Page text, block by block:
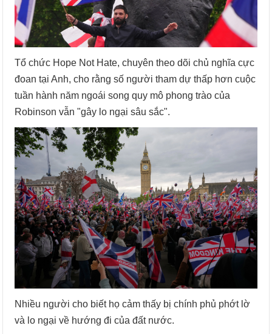
Tổ chức Hope Not Hate, chuyên theo dõi chủ nghĩa cực
đoan tại Anh, cho rằng số người tham dự thấp hơn cuộc
tuần hành năm ngoái song quy mô phong trào của
Robinson vẫn "gây lo ngại sâu sắc".
Nhiều người cho biết họ cảm thấy bị chính phủ phớt lờ
và lo ngại về hướng đi của đất nước.